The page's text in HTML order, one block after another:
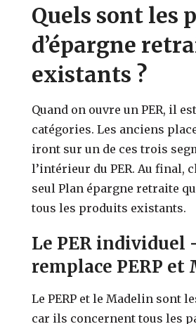
Quels sont les
d’épargne
existants ?
Quand on ouvre un PER, il
catégories. Les anciens
iront sur un de ces trois
l’intérieur du PER. Au final,
seul Plan épargne retraite
tous les produits existants.
Le PER individuel
remplace PERP et
Le PERP et le Madelin sont
car ils concernent tous les